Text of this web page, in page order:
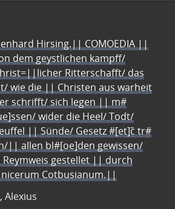
Hirsing.|| COMOEDIA ||
dem geystlichen kampff/
Ritterschafft/ das
wie die || Christen aus warheit
schrifft/ sich legen || m#
wider die Heel/ Todt/
|| Sünde/ Gesetz #[et]c̃ tr#
|| allen bl#[oe]den gewissen/
gestellet || durch
Cotbusianum.||
Alexius